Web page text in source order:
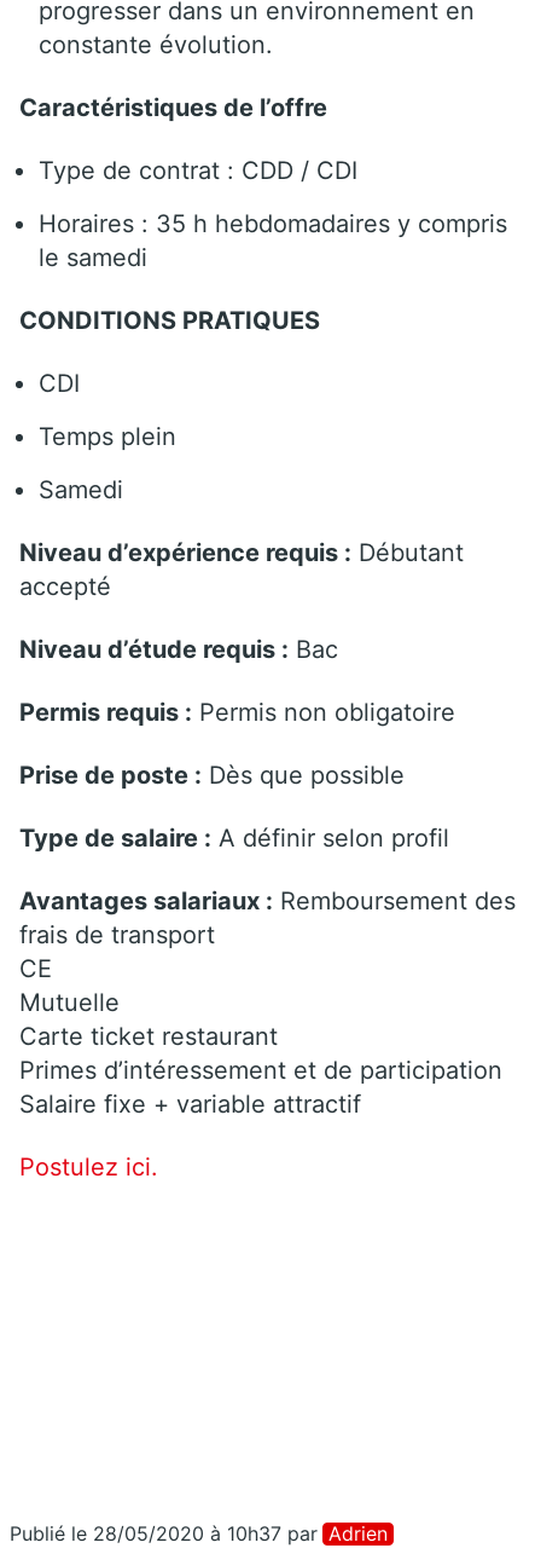
progresser dans un environnement en
constante évolution.
Caractéristiques de l’offre
Type de contrat : CDD / CDI
Horaires : 35 h hebdomadaires y compris
le samedi
CONDITIONS PRATIQUES
CDI
Temps plein
Samedi
Niveau d’expérience requis : Débutant
accepté
Niveau d’étude requis : Bac
Permis requis : Permis non obligatoire
Prise de poste : Dès que possible
Type de salaire : A définir selon profil
Avantages salariaux : Remboursement des
frais de transport
CE
Mutuelle
Carte ticket restaurant
Primes d’intéressement et de participation
Salaire fixe + variable attractif
Postulez ici.
Publié le 28/05/2020 à 10h37 par Adrien